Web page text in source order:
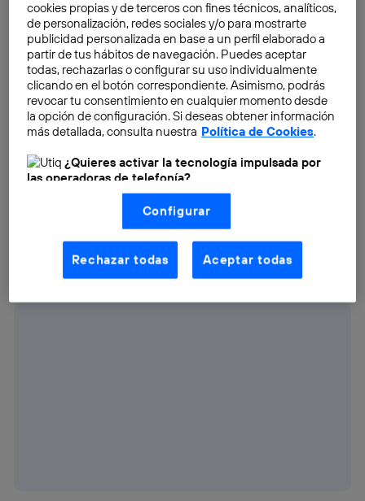
Gran Cañón de Colorado
Una de las excursiones más impresionantes que
Cañón de Colorado. No tenemos que desplazarnos
hasta Arizona para quedarnos impactados al pasear
por la famosa senda Bright Angel, recorrer el curso del
Río Colorado o asomarnos por alguno de los
miradores que nos permiten ver el Gran Cañón en
toda su extensión.
cookies propias y de terceros con fines técnicos, analíticos,
de personalización, redes sociales y/o para mostrarte
publicidad personalizada en base a un perfil elaborado a
partir de tus hábitos de navegación. Puedes aceptar
todas, rechazarlas o configurar su uso individualmente
clicando en el botón correspondiente. Asimismo, podrás
revocar tu consentimiento en cualquier momento desde
la opción de configuración. Si deseas obtener información
más detallada, consulta nuestra Política de Cookies.
¿Quieres activar la tecnología impulsada por
las operadoras de telefonía?
Nosotros, Telefónica S.A., utilizamos la tecnología Utiq para
realizar nuestras acciones de marketing digital o análisis
(como se describe en este aviso de consentimiento)
basadas en tu navegación en nuestra(s) web(s)
aquí (solo cuando utilizas una conexión a
internet habilitada , proporcionada por una de las
operadoras de telefonía participantes, y otorgas tu
Configurar
Rechazar todas Aceptar todas